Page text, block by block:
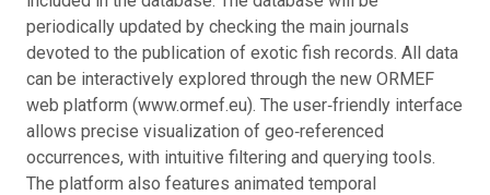
periodically updated by checking the main journals
devoted to the publication of exotic fish records. All data
can be interactively explored through the new ORMEF
web platform (www.ormef.eu). The user‑friendly interface
allows precise visualization of geo‑referenced
occurrences, with intuitive filtering and querying tools.
The platform also features animated temporal